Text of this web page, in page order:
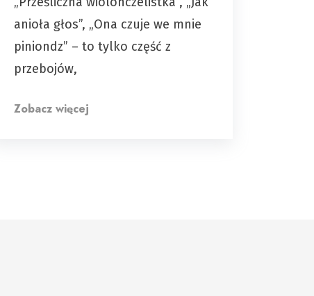
anioła głos”, „Ona czuje we mnie
piniondz” – to tylko część z
przebojów,
Zobacz więcej